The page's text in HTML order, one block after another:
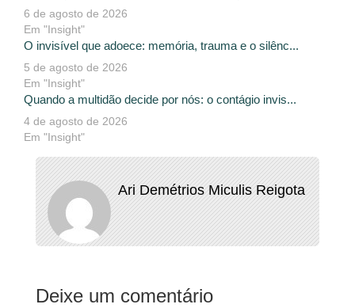
6 de agosto de 2026
Em "Insight"
O invisível que adoece: memória, trauma e o silênc...
5 de agosto de 2026
Em "Insight"
Quando a multidão decide por nós: o contágio invis...
4 de agosto de 2026
Em "Insight"
Ari Demétrios Miculis Reigota
Deixe um comentário